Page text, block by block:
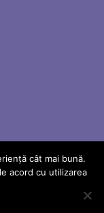
cât mai bună.
acord cu utilizarea